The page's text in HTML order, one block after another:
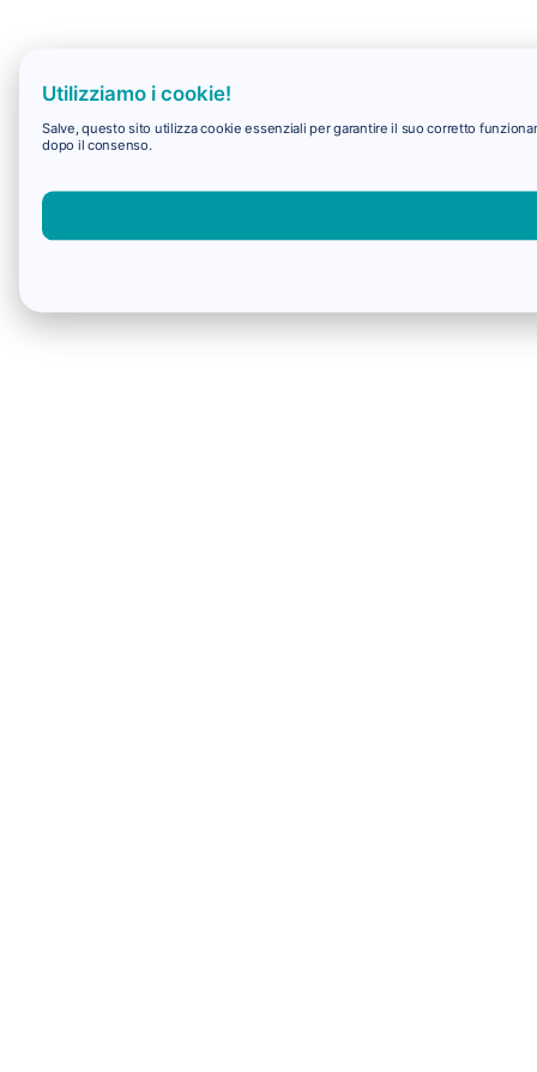
Utilizziamo i cookie!
Salve, questo sito utilizza cookie essenziali per garantire il suo corretto
dopo il consenso.